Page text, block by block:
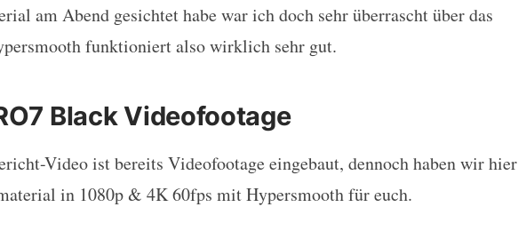
am Abend gesichtet habe war ich doch sehr überrascht über das
funktioniert also wirklich sehr gut.
Black Videofootage
Video ist bereits Videofootage eingebaut, dennoch haben wir hier
in 1080p & 4K 60fps mit Hypersmooth für euch.